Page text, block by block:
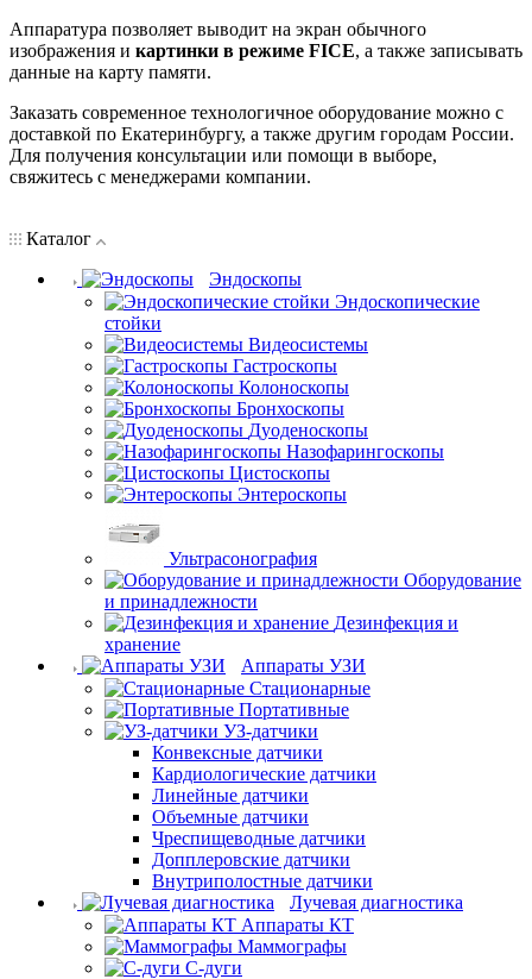
Аппаратура позволяет выводит на экран обычного
изображения и картинки в режиме FICE, а также записывать
данные на карту памяти.
Заказать современное технологичное оборудование можно с
доставкой по Екатеринбургу, а также другим городам России.
Для получения консультации или помощи в выборе,
свяжитесь с менеджерами компании.
Каталог
Эндоскопы
Эндоскопические
стойки
Видеосистемы
Гастроскопы
Колоноскопы
Бронхоскопы
Дуоденоскопы
Назофарингоскопы
Цистоскопы
Энтероскопы
Ультрасонография
Оборудование
и принадлежности
Дезинфекция и
хранение
Аппараты УЗИ
Стационарные
Портативные
УЗ-датчики
Конвексные датчики
Кардиологические датчики
Линейные датчики
Объемные датчики
Чреспищеводные датчики
Допплеровские датчики
Внутриполостные датчики
Лучевая диагностика
Аппараты КТ
Маммографы
С-дуги